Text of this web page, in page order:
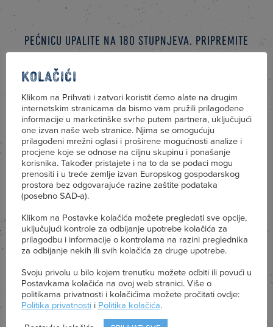
Pećnicu upalite na 180 stupnjeva. Pripremite
U svaki kalup postavite po polovicu lista
lazanja.
Na lazanje stavite po žlicu bolognese-a pa
podlijte s vrhnjem i naribajte sir po površini.
Sada usitnite preostalu polovicu lazanja pa je
postavite na sir. Ponovite postupak – bolognese,
vrhnje, sir, pa komadići lazanja sve dok ne
dođete do vrha kalupa.
Kolačići
Klikom na Prihvati i zatvori koristit ćemo alate na drugim
internetskim stranicama da bismo vam pružili prilagođene
informacije u marketinške svrhe putem partnera, uključujući
one izvan naše web stranice. Njima se omogućuju
prilagođeni mrežni oglasi i proširene mogućnosti analize i
procjene koje se odnose na ciljnu skupinu i ponašanje
korisnika. Također pristajete i na to da se podaci mogu
prenositi i u treće zemlje izvan Europskog gospodarskog
prostora bez odgovarajuće razine zaštite podataka
(posebno SAD-a).
Klikom na Postavke kolačića možete pregledati sve opcije,
uključujući kontrole za odbijanje upotrebe kolačića za
prilagodbu i informacije o kontrolama na razini preglednika
za odbijanje nekih ili svih kolačića za druge upotrebe.
Svoju privolu u bilo kojem trenutku možete odbiti ili povući u
Postavkama kolačića na ovoj web stranici. Više o
politikama privatnosti i kolačićima možete pročitati ovdje:
Politika privatnosti i Politika kolačića.